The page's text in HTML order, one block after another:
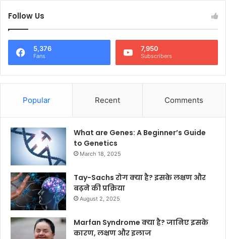
Follow Us
5,376
Fans
7,950
Subscribers
Popular Recent Comments
What are Genes: A Beginner’s Guide
to Genetics
March 18, 2025
Tay-Sachs रोग क्या है? इसके लक्षण और
बढ़ने की प्रक्रिया
August 2, 2025
Marfan Syndrome क्या है? जानिए इसके
कारण, लक्षण और इलाज